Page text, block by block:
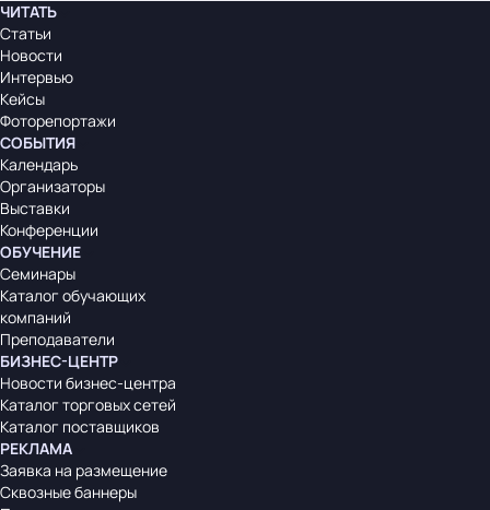
ЧИТАТЬ
Статьи
Новости
Интервью
Кейсы
Фоторепортажи
СОБЫТИЯ
Календарь
Организаторы
Выставки
Конференции
ОБУЧЕНИЕ
Семинары
Каталог обучающих
компаний
Преподаватели
БИЗНЕС-ЦЕНТР
Новости бизнес-центра
Каталог торговых сетей
Каталог поставщиков
РЕКЛАМА
Заявка на размещение
Сквозные баннеры